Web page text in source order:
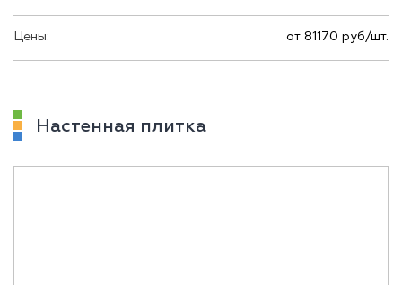
Цены: от 81170 руб/шт.
Настенная плитка